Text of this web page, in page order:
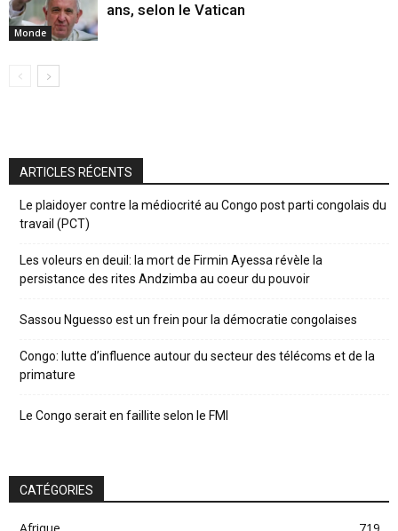
Monde
ans, selon le Vatican
ARTICLES RÉCENTS
Le plaidoyer contre la médiocrité au Congo post parti congolais du
travail (PCT)
Les voleurs en deuil: la mort de Firmin Ayessa révèle la
persistance des rites Andzimba au coeur du pouvoir
Sassou Nguesso est un frein pour la démocratie congolaises
Congo: lutte d’influence autour du secteur des télécoms et de la
primature
Le Congo serait en faillite selon le FMI
CATÉGORIES